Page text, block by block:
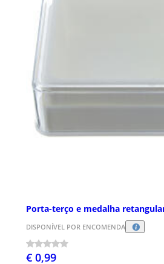
Porta-terço e medalha
DISPONÍVEL POR ENCOMENDA
€ 0,99